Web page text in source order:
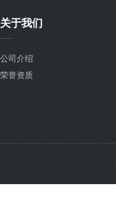
关于我们
公司介绍
荣誉资质